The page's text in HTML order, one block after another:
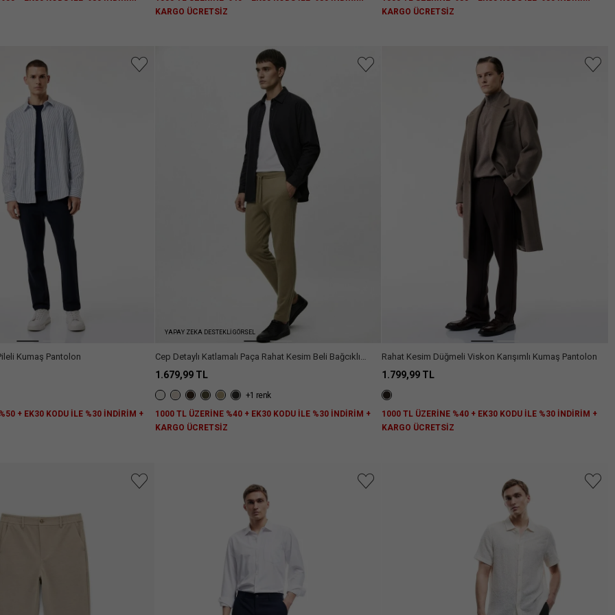
KARGO ÜCRETSİZ
KARGO ÜCRETSİZ
Kumaş Pantolon
+ EK30 KODU İLE %30 İNDİRİM +
YAPAY ZEKA DESTEKLİ GÖRSEL
Cep Detaylı Katlamalı Paça Rahat Kesim Beli Bağcıklı
Pantolon
1.679,99 TL
+1 renk
1000 TL ÜZERİNE %40 + EK30 KODU İLE %30 İNDİRİM +
KARGO ÜCRETSİZ
Rahat Kesim Düğmeli Viskon Karışımlı Kumaş Pantolon
1.799,99 TL
1000 TL ÜZERİNE %40 + EK30 KODU İLE %30 İNDİRİM +
KARGO ÜCRETSİZ